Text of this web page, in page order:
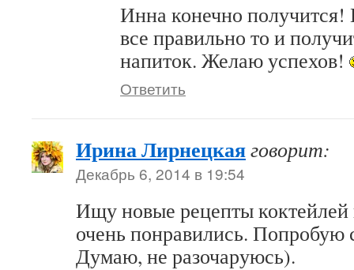
Инна конечно получится!
все правильно то и
напиток. Желаю успехов!
Ответить
Ирина Лирнецкаяговорит:
Декабрь 6, 2014 в 19:54
Ищу новые рецепты
очень понравились. Попробую
Думаю, не разочаруюсь).